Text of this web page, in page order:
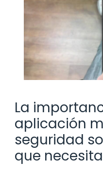
La
aplicación
seguridad
que